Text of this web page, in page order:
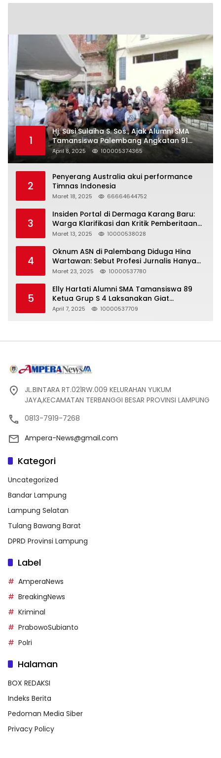
1
Hj. Susi Sulaiha S. Sos., Ajak Alumni SMA
Tamansiswa Palembang Angkatan 91
Halal Bihalal
April 8, 2025 100005374365
2
Penyerang Australia akui performance
Timnas Indonesia
Maret 18, 2025 66664644752
3
Insiden Portal di Dermaga Karang Baru:
Warga Klarifikasi dan Kritik Pemberitaan
yang Tidak Akurat
Maret 13, 2025 10000538028
4
Oknum ASN di Palembang Diduga Hina
Wartawan: Sebut Profesi Jurnalis Hanya
Seharga 2 Liter Bensin, Berujung Dugaan
Maret 23, 2025 10000537780
5
Elly Hartati Alumni SMA Tamansiswa 89
Ketua Grup S 4 Laksanakan Giat
Silaturahmi
April 7, 2025 10000537709
JL.BINTARA RT.021RW.009 KELURAHAN YUKUM
JAYA,KECAMATAN TERBANGGI BESAR PROVINSI LAMPUNG
0813-7919-7268
Ampera-News@gmail.com
Kategori
Uncategorized
Bandar Lampung
Lampung Selatan
Tulang Bawang Barat
DPRD Provinsi Lampung
Label
AmperaNews
BreakingNews
Kriminal
PrabowoSubianto
Polri
Halaman
BOX REDAKSI
Indeks Berita
Pedoman Media Siber
Privacy Policy